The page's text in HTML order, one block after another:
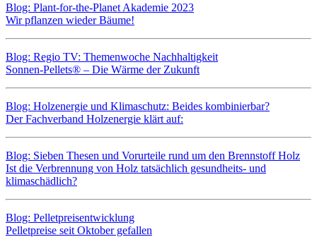
Blog: Plant-for-the-Planet Akademie 2023
Wir pflanzen wieder Bäume!
Blog: Regio TV: Themenwoche Nachhaltigkeit
Sonnen-Pellets® – Die Wärme der Zukunft
Blog: Holzenergie und Klimaschutz: Beides kombinierbar?
Der Fachverband Holzenergie klärt auf:
Blog: Sieben Thesen und Vorurteile rund um den Brennstoff Holz
Ist die Verbrennung von Holz tatsächlich gesundheits- und
klimaschädlich?
Blog: Pelletpreisentwicklung
Pelletpreise seit Oktober gefallen